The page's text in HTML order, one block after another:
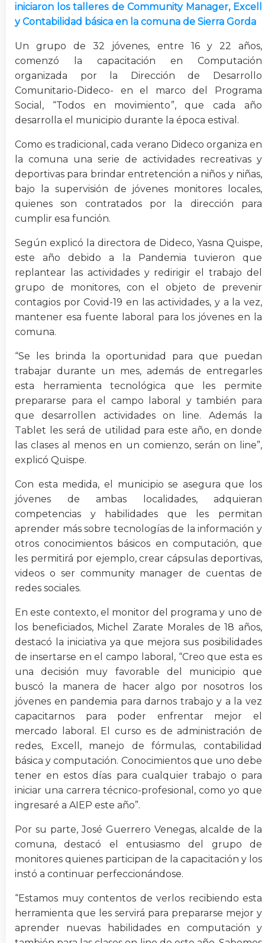
iniciaron los talleres de Community Manager, Excell
y Contabilidad básica en la comuna de Sierra Gorda
Un grupo de 32 jóvenes, entre 16 y 22 años,
comenzó la capacitación en Computación
organizada por la Dirección de Desarrollo
Comunitario-Dideco- en el marco del Programa
Social, “Todos en movimiento”, que cada año
desarrolla el municipio durante la época estival.
Como es tradicional, cada verano Dideco organiza en
la comuna una serie de actividades recreativas y
deportivas para brindar entretención a niños y niñas,
bajo la supervisión de jóvenes monitores locales,
quienes son contratados por la dirección para
cumplir esa función.
Según explicó la directora de Dideco, Yasna Quispe,
este año debido a la Pandemia tuvieron que
replantear las actividades y redirigir el trabajo del
grupo de monitores, con el objeto de prevenir
contagios por Covid-19 en las actividades, y a la vez,
mantener esa fuente laboral para los jóvenes en la
comuna.
“Se les brinda la oportunidad para que puedan
trabajar durante un mes, además de entregarles
esta herramienta tecnológica que les permite
prepararse para el campo laboral y también para
que desarrollen actividades on line. Además la
Tablet les será de utilidad para este año, en donde
las clases al menos en un comienzo, serán on line”,
explicó Quispe.
Con esta medida, el municipio se asegura que los
jóvenes de ambas localidades, adquieran
competencias y habilidades que les permitan
aprender más sobre tecnologías de la información y
otros conocimientos básicos en computación, que
les permitirá por ejemplo, crear cápsulas deportivas,
videos o ser community manager de cuentas de
redes sociales.
En este contexto, el monitor del programa y uno de
los beneficiados, Michel Zarate Morales de 18 años,
destacó la iniciativa ya que mejora sus posibilidades
de insertarse en el campo laboral, “Creo que esta es
una decisión muy favorable del municipio que
buscó la manera de hacer algo por nosotros los
jóvenes en pandemia para darnos trabajo y a la vez
capacitarnos para poder enfrentar mejor el
mercado laboral. El curso es de administración de
redes, Excell, manejo de fórmulas, contabilidad
básica y computación. Conocimientos que uno debe
tener en estos días para cualquier trabajo o para
iniciar una carrera técnico-profesional, como yo que
ingresaré a AIEP este año”.
Por su parte, José Guerrero Venegas, alcalde de la
comuna, destacó el entusiasmo del grupo de
monitores quienes participan de la capacitación y los
instó a continuar perfeccionándose.
“Estamos muy contentos de verlos recibiendo esta
herramienta que les servirá para prepararse mejor y
aprender nuevas habilidades en computación y